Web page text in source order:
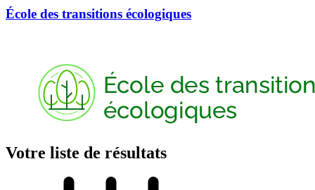
École des transitions écologiques
Votre liste de résultats